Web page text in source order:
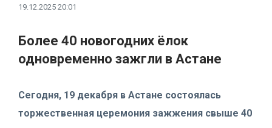
19.12.2025 20:01
Более 40 новогодних ёлок
одновременно зажгли в Астане
Сегодня, 19 декабря в Астане состоялась
торжественная церемония зажжения свыше 40